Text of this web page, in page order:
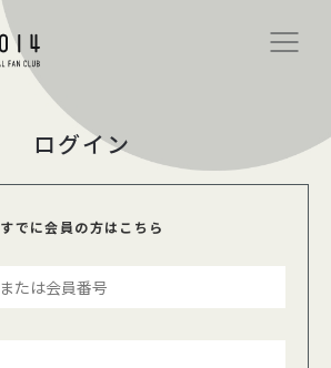
ログイン
すでに会員の方はこちら